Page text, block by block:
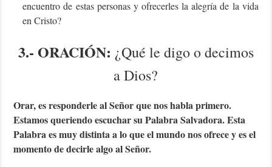
encuentro de estas personas y ofrecerles la alegría de la vida
en Cristo?
3.- ORACIÓN: ¿Qué le digo o decimos
a Dios?
Orar, es responderle al Señor que nos habla primero.
Estamos queriendo escuchar su Palabra Salvadora. Esta
Palabra es muy distinta a lo que el mundo nos ofrece y es el
momento de decirle algo al Señor.